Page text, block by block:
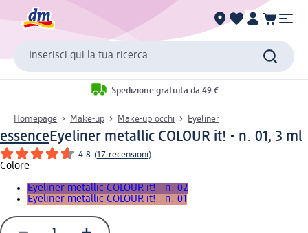
Inserisci qui la tua ricerca
Spedizione gratuita da 49 €
Homepage Make-up Make-up occhi Eyeliner
essenceEyeliner metallic COLOUR it! - n. 01, 3 ml
4.8 (17 recensioni)
Colore
Eyeliner metallic COLOUR it! - n. 02
Eyeliner metallic COLOUR it! - n. 01